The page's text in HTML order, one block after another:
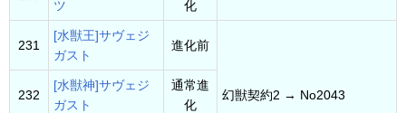
ツ
化
231
[水獣王]サヴェジ
ガスト
進化前
幻獣契約2 → No2043
232
[水獣神]サヴェジ
ガスト
通常進
化